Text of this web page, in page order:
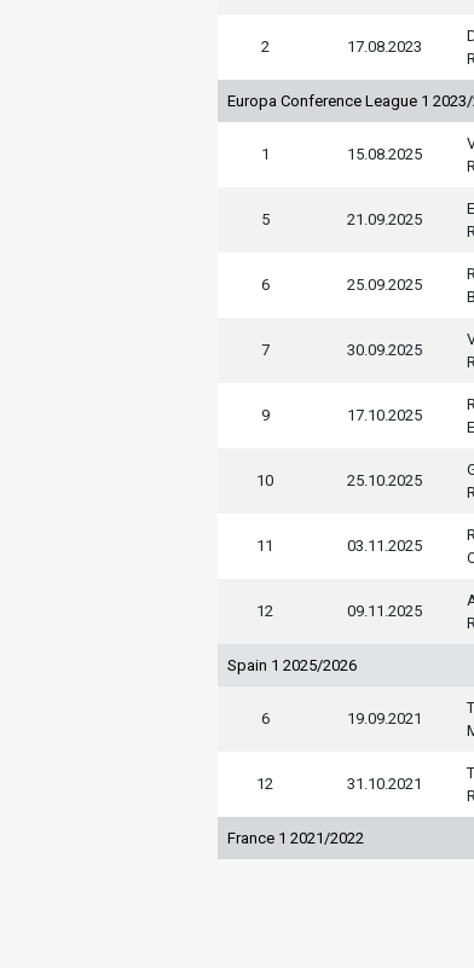
2 17.08.2023
Europa Conference League 1
1 15.08.2025
5 21.09.2025
6 25.09.2025
7 30.09.2025
9 17.10.2025
10 25.10.2025
11 03.11.2025
12 09.11.2025
Spain 1 2025/2026
6 19.09.2021
12 31.10.2021
France 1 2021/2022